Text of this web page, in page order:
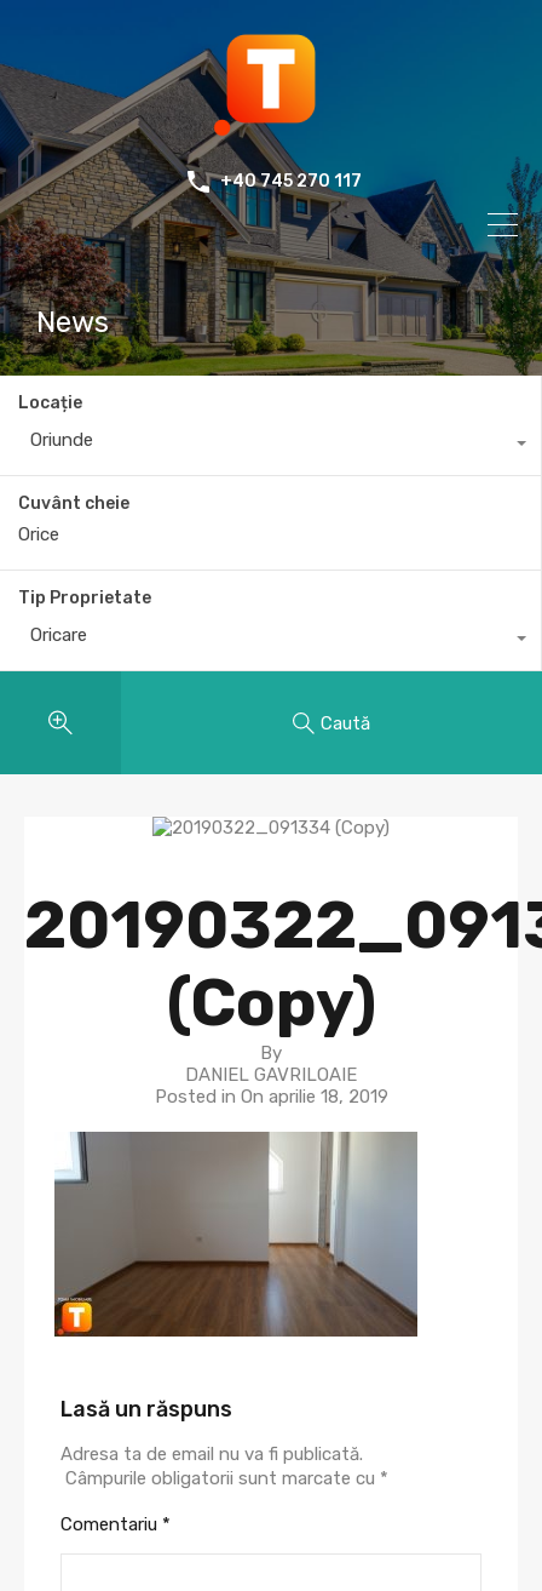
+40 745 270 117
News
Locație
Oriunde
Cuvânt cheie
Tip Proprietate
Oricare
Caută
(Copy)
By
DANIEL GAVRILOAIE
Posted in On aprilie 18, 2019
Lasă un răspuns
Adresa ta de email nu va fi publicată.
Câmpurile obligatorii sunt marcate cu *
Comentariu *